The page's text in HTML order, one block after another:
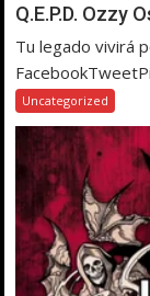
Q.E.P.D. Ozzy
Tu legado vivirá
Uncategorized